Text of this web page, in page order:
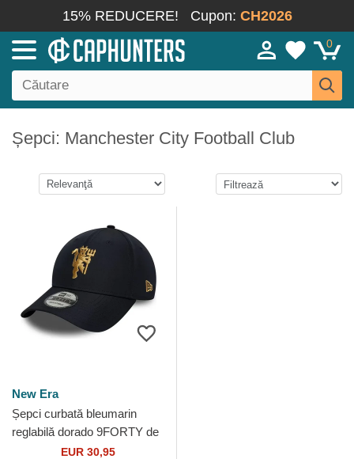
15% REDUCERE! Cupon: CH2026
0
Șepci: Manchester City Football Club
New Era
Șepci curbată bleumarin
reglabilă dorado 9FORTY de
Manchester City Football
EUR 30,95